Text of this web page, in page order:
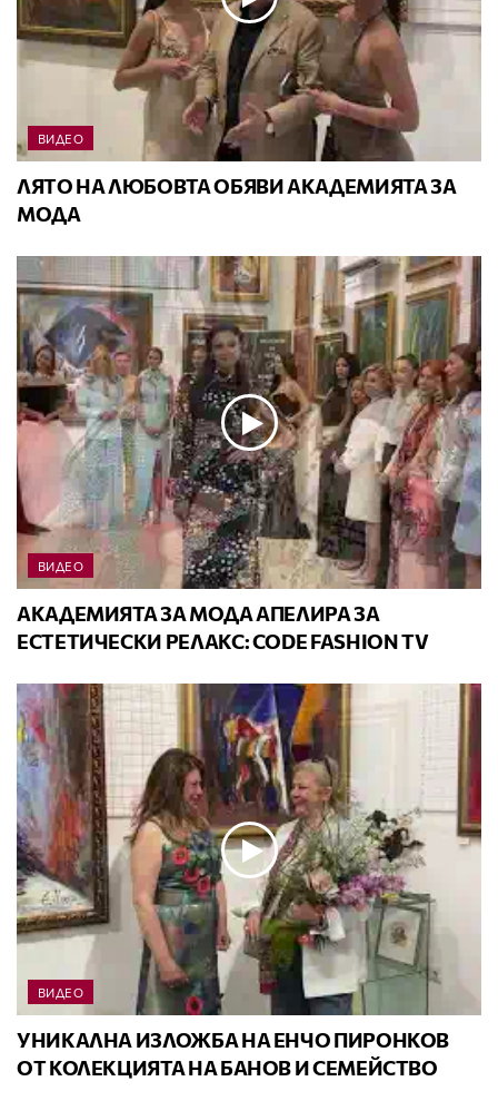
ВИДЕО
ЛЯТО НА ЛЮБОВТА ОБЯВИ АКАДЕМИЯТА ЗА
МОДА
ВИДЕО
АКАДЕМИЯТА ЗА МОДА АПЕЛИРА ЗА
ЕСТЕТИЧЕСКИ РЕЛАКС: CODE FASHION TV
ВИДЕО
УНИКАЛНА ИЗЛОЖБА НА ЕНЧО ПИРОНКОВ
ОТ КОЛЕКЦИЯТА НА БАНОВ И СЕМЕЙСТВО